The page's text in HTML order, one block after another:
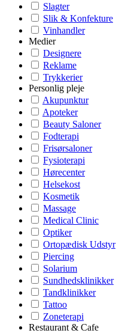
Slagter
Slik & Konfekture
Vinhandler
Medier
Designere
Reklame
Trykkerier
Personlig pleje
Akupunktur
Apoteker
Beauty Saloner
Fodterapi
Frisørsaloner
Fysioterapi
Hørecenter
Helsekost
Kosmetik
Massage
Medical Clinic
Optiker
Ortopædisk Udstyr
Piercing
Solarium
Sundhedsklinikker
Tandklinikker
Tattoo
Zoneterapi
Restaurant & Cafe